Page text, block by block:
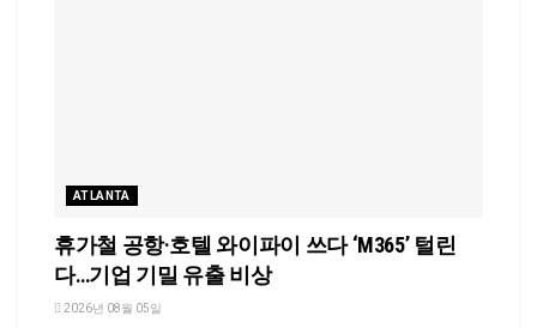
ATLANTA
휴가철 공항·호텔 와이파이 쓰다 ‘M365’ 털린
다…기업 기밀 유출 비상
2026년 08월 05일